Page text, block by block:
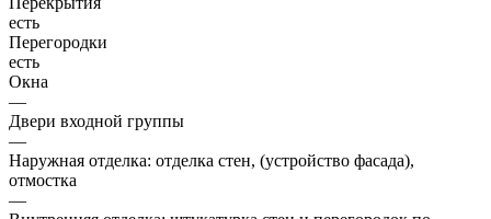
есть
Перегородки
есть
Окна
—
Двери входной группы
—
Наружная отделка: отделка стен, (устройство фасада),
отмостка
—